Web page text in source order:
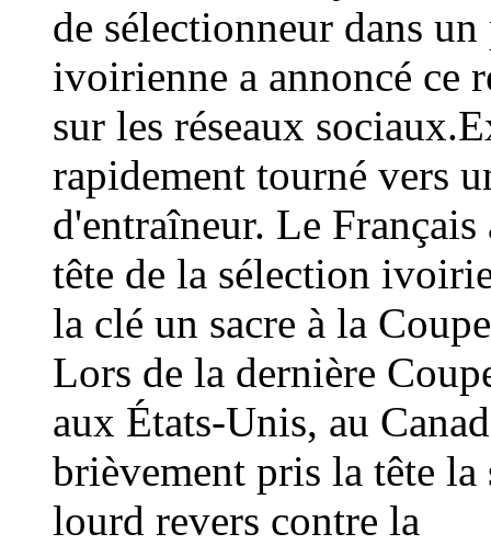
de sélectionneur dans
ivoirienne a annoncé ce
sur les réseaux
rapidement tourné vers
d'entraîneur. Le
tête de la sélection
la clé un sacre à la
Lors de la dernière
aux États-Unis, au
brièvement pris la tête
lourd revers contre la